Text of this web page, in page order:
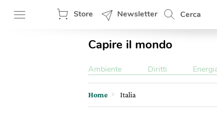
Store Newsletter Cerca
Capire il mondo
Ambiente Diritti
Home Italia